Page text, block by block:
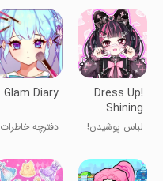
Dress Up!
Shining
Anime Star
لباس پوشیدن!
درخشان
Glam Diary
دفترچه خاطرات